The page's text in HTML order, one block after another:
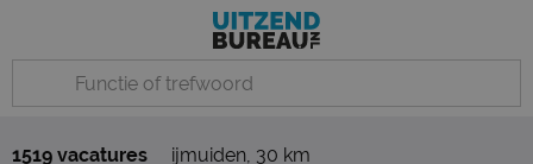
1519 vacatures ijmuiden, 30 km